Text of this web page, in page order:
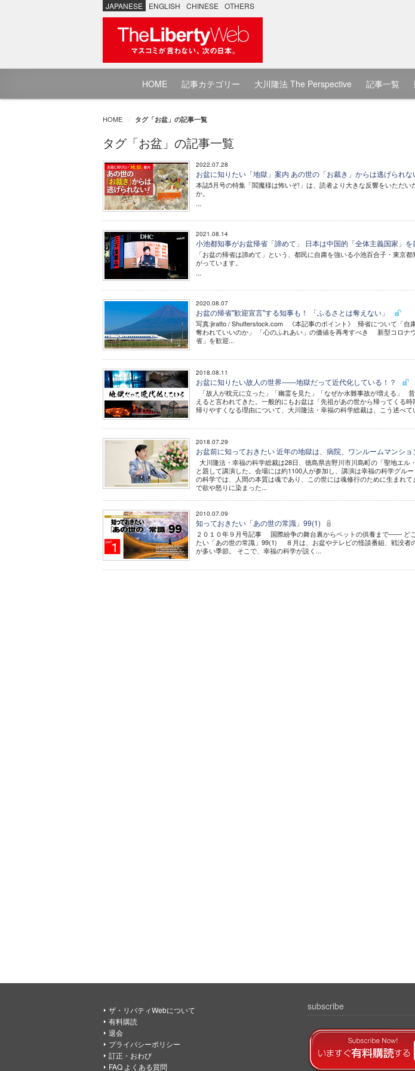
JAPANESE ENGLISH CHINESE OTHERS
HOME 記事カテゴリー 大川隆法 The Perspective 記事一覧
HOME タグ「お盆」の記事一覧
タグ「お盆」の記事一覧
2022.07.28
お盆に知りたい「地獄」案内 あの世の「お裁き」からは逃げられな
本誌5月号の特集「閻魔様は怖いぞ!」は、読者より大きな反響をいただ
か。
...
2021.08.14
小池都知事がお盆帰省「諦めて」 日本は中国的「全体主義国家」を
「お盆の帰省は諦めて」という、都民に自粛を強いる小池百合子・東京
がっています。
...
2020.08.07
お盆の帰省"歓迎宣言"する知事も！ 「ふるさとは奪えない」
写真:jiratto / Shutterstock.com 《本記事のポイント》 帰省について「自
奪われていいのか」 「心のふれあい」の価値を再考すべき 新型コロナ
省」を歓迎...
2018.08.11
お盆に知りたい故人の世界――地獄だって近代化している！？
「故人が枕元に立った」「幽霊を見た」「なぜか水難事故が増える」
えると言われてきた。一般的にもお盆は「先祖があの世から帰ってくる
帰りやすくなる理由について、大川隆法・幸福の科学総裁は、こう述べ
2018.07.29
お盆前に知っておきたい 近年の地獄は、病院、ワンルームマンショ
大川隆法・幸福の科学総裁は28日、徳島県吉野川市川島町の「聖地エル
と題して講演した。会場には約1100人が参加し、講演は幸福の科学グル
の科学では、人間の本質は魂であり、この世には魂修行のために生まれ
で欲や怒りに染まった...
2010.07.09
知っておきたい「あの世の常識」99(1)
２０１０年９月号記事 国際紛争の舞台裏からペットの供養まで―― ど
たい「あの世の常識」99(1) ８月は、お盆やテレビの怪談番組、戦没者
が多い季節。 そこで、幸福の科学が説く...
ザ・リバティWebについて
有料購読
退会
プライバシーポリシー
訂正・おわび
FAQ よくある質問
subscribe